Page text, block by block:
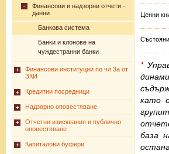
Финансови и надзорни отчети -
данни
Банкова система
Банки и клонове на
чуждестранни банки
Финансови институции по чл.3а от
ЗКИ
Кредитни посредници
Надзорно оповестяване
Отчетни изисквания и публично
оповестяване
Капиталови буфери
Ценни
*
като
база